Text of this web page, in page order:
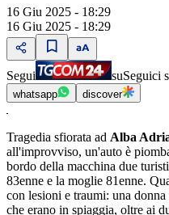
16 Giu 2025 - 18:29
16 Giu 2025 - 18:29
Segui suSeguici
whatsapp discover
Tragedia sfiorata ad Alba
all'improvviso, un'auto è
bordo della macchina due
83enne e la moglie 81enne.
con lesioni e traumi: una
che erano in spiaggia, oltre ai